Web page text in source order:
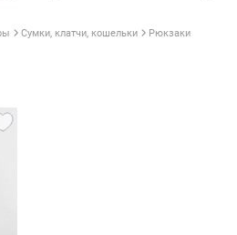
Сумки, клатчи, кошельки Рюкзаки